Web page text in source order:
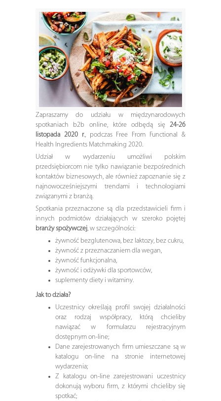
Zapraszamy do udziału w międzynarodowych
spotkaniach b2b online, które odbędą się24-26
listopada 2020 r., podczas Free From Functional &
Health Ingredients Matchmaking 2020.
Udział w wydarzeniu umożliwi polskim
przedsiębiorcom nie tylko nawiązanie bezpośrednich
kontaktów biznesowych, ale również zapoznanie się z
najnowocześniejszymi trendami i technologiami
związanymi z branżą.
Spotkania przeznaczone są dla przedstawicieli firm i
innych podmiotów działających w szeroko pojętej
branży spożywczej, w szczególności:
żywność bezglutenowa, bez laktozy, bez cukru,
żywność z przeznaczaniem dla wegan,
żywność funkcjonalna,
żywność i odżywki dla sportowców,
suplementy diety i witaminy.
Jak to działa?
Uczestnicy określają profil swojej działalności
oraz rodzaj współpracy, którą chcieliby
nawiązać w formularzu rejestracyjnym
dostępnym on-line;
Dane zarejestrowanych firm umieszczane są w
katalogu on-line na stronie internetowej
wydarzenia;
Z katalogu on-line zarejestrowani uczestnicy
dokonują wyboru firm, z którymi chcieliby się
spotkać;